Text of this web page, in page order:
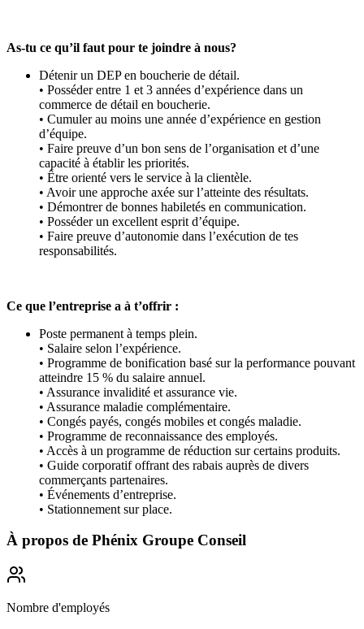
As-tu ce qu’il faut pour te joindre à nous?
Détenir un DEP en boucherie de détail.
• Posséder entre 1 et 3 années d’expérience dans un
commerce de détail en boucherie.
• Cumuler au moins une année d’expérience en gestion
d’équipe.
• Faire preuve d’un bon sens de l’organisation et d’une
capacité à établir les priorités.
• Être orienté vers le service à la clientèle.
• Avoir une approche axée sur l’atteinte des résultats.
• Démontrer de bonnes habiletés en communication.
• Posséder un excellent esprit d’équipe.
• Faire preuve d’autonomie dans l’exécution de tes
responsabilités.
Ce que l’entreprise a à t’offrir :
Poste permanent à temps plein.
• Salaire selon l’expérience.
• Programme de bonification basé sur la performance pouvant
atteindre 15 % du salaire annuel.
• Assurance invalidité et assurance vie.
• Assurance maladie complémentaire.
• Congés payés, congés mobiles et congés maladie.
• Programme de reconnaissance des employés.
• Accès à un programme de réduction sur certains produits.
• Guide corporatif offrant des rabais auprès de divers
commerçants partenaires.
• Événements d’entreprise.
• Stationnement sur place.
À propos de Phénix Groupe Conseil
Nombre d'employés